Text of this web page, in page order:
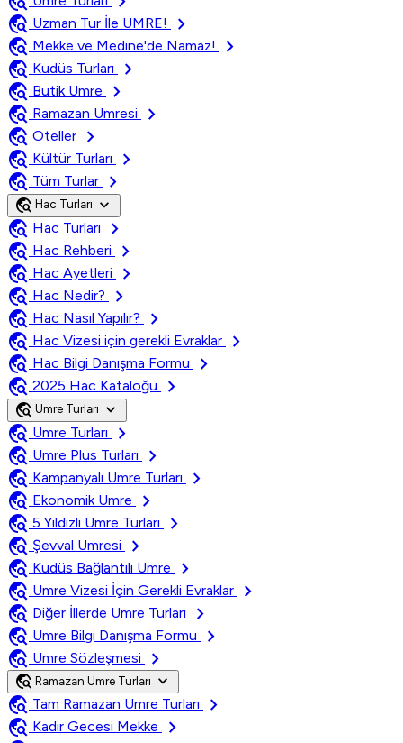
travel_explore Uzman Tur İle UMRE!
chevron_right
travel_explore Mekke ve Medine'de Namaz!
chevron_right
travel_explore Kudüs Turları
chevron_right
travel_explore Butik Umre
chevron_right
travel_explore Ramazan Umresi
chevron_right
travel_explore Oteller
chevron_right
travel_explore Kültür Turları
chevron_right
travel_explore Tüm Turlar chevron_right
travel_explore Hac Turları expand_more
travel_explore Hac Turları
chevron_right
travel_explore Hac Rehberi
chevron_right
travel_explore Hac Ayetleri
chevron_right
travel_explore Hac Nedir?
chevron_right
travel_explore Hac Nasıl Yapılır?
chevron_right
travel_explore Hac Vizesi için gerekli Evraklar
chevron_right
travel_explore Hac Bilgi Danışma Formu
chevron_right
travel_explore 2025 Hac Kataloğu chevron_right
travel_explore Umre Turları expand_more
travel_explore Umre Turları
chevron_right
travel_explore Umre Plus Turları
chevron_right
travel_explore Kampanyalı Umre Turları
chevron_right
travel_explore Ekonomik Umre
chevron_right
travel_explore 5 Yıldızlı Umre Turları
chevron_right
travel_explore Şevval Umresi
chevron_right
travel_explore Kudüs Bağlantılı Umre
chevron_right
travel_explore Umre Vizesi İçin Gerekli Evraklar
chevron_right
travel_explore Diğer İllerde Umre Turları
chevron_right
travel_explore Umre Bilgi Danışma Formu
chevron_right
travel_explore Umre Sözleşmesi chevron_right
travel_explore Ramazan Umre Turları expand_more
travel_explore Tam Ramazan Umre Turları
chevron_right
travel_explore Kadir Gecesi Mekke
chevron_right